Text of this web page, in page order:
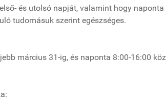
és utolsó napját, valamint hogy
tudomásuk szerint egészséges.
március 31-ig, és naponta 8:00-16:00